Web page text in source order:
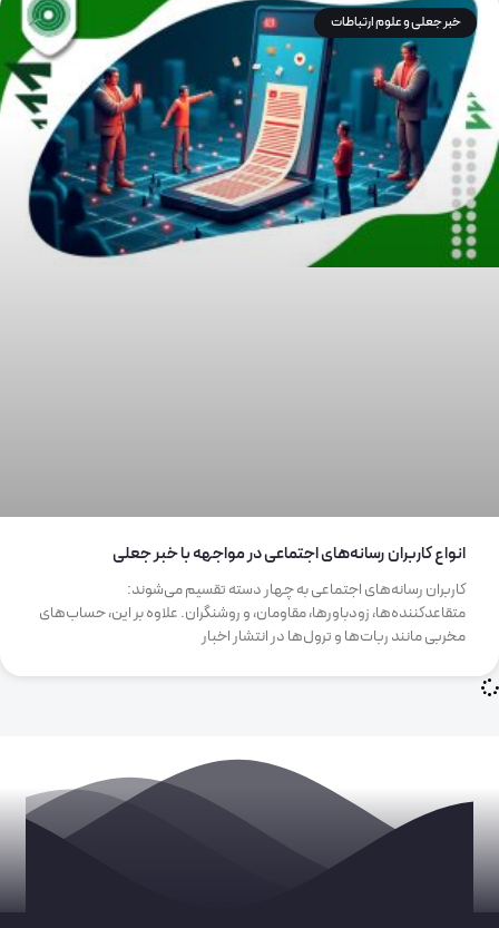
خبر جعلی و علوم ارتباطات
انواع کاربران رسانه‌های اجتماعی در مواجهه با خبر جعلی
کاربران رسانه‌های اجتماعی به چهار دسته تقسیم می‌شوند:
متقاعدکننده‌ها، زودباورها، مقاومان، و روشنگران. علاوه بر این، حساب‌های
مخربی مانند ربات‌ها و ترول‌ها در انتشار اخبار